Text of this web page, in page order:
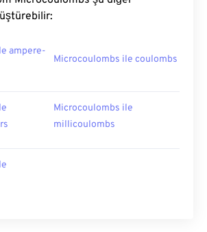
ampere-
Microcoulombs ile coulombs
Microcoulombs ile
millicoulombs